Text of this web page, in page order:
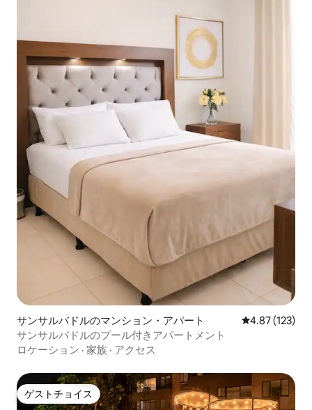
サンサルバドルのマンション・アパート レビュー123
4.87 (123)
サンサルバドルのプール付きアパートメント
ロケーション · 家族 · アクセス
ゲストチョイス
ゲストチョイス